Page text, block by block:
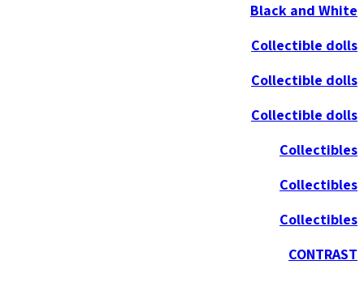
Black and White
Collectible dolls
Collectible dolls
Collectible dolls
Collectibles
Collectibles
Collectibles
CONTRAST